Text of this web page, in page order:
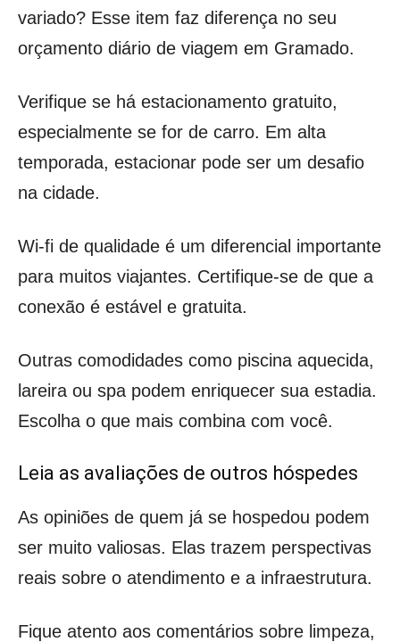
variado? Esse item faz diferença no seu
orçamento diário de viagem em Gramado.
Verifique se há estacionamento gratuito,
especialmente se for de carro. Em alta
temporada, estacionar pode ser um desafio
na cidade.
Wi-fi de qualidade é um diferencial importante
para muitos viajantes. Certifique-se de que a
conexão é estável e gratuita.
Outras comodidades como piscina aquecida,
lareira ou spa podem enriquecer sua estadia.
Escolha o que mais combina com você.
Leia as avaliações de outros hóspedes
As opiniões de quem já se hospedou podem
ser muito valiosas. Elas trazem perspectivas
reais sobre o atendimento e a infraestrutura.
Fique atento aos comentários sobre limpeza,